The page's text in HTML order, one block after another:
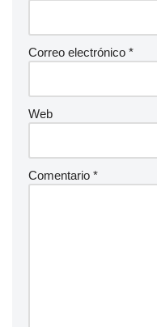
Correo electrónico *
Web
Comentario *